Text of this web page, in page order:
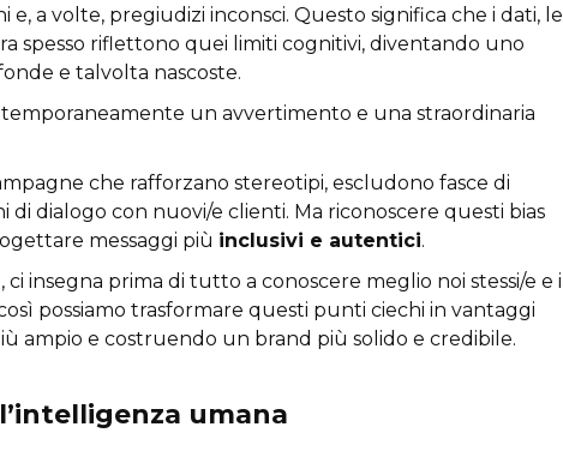
a volte, pregiudizi inconsci. Questo significa che i dati, le
spesso riflettono quei limiti cognitivi, diventando uno
e talvolta nascoste.
un avvertimento e una straordinaria
che rafforzano stereotipi, escludono fasce di
dialogo con nuovi/e clienti. Ma riconoscere questi bias
messaggi più inclusivi e autentici.
ci insegna prima di tutto a conoscere meglio noi stessi/e e i
possiamo trasformare questi punti ciechi in vantaggi
ampio e costruendo un brand più solido e credibile.
umana